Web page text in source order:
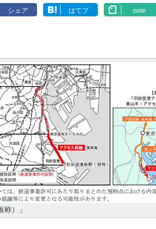
シェア はてブ note
称）」